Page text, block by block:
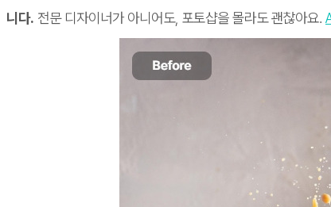
니다. 전문 디자이너가 아니어도, 포토샵을 몰라도 괜찮아요.